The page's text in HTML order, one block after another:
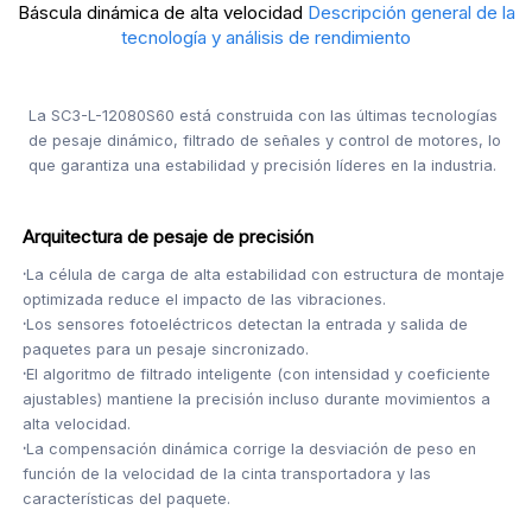
Báscula dinámica de alta velocidad Descripción general de la
tecnología y análisis de rendimiento
La SC3-L-12080S60 está construida con las últimas tecnologías
de pesaje dinámico, filtrado de señales y control de motores, lo
que garantiza una estabilidad y precisión líderes en la industria.
Arquitectura de pesaje de precisión
·La célula de carga de alta estabilidad con estructura de montaje
optimizada reduce el impacto de las vibraciones.
·Los sensores fotoeléctricos detectan la entrada y salida de
paquetes para un pesaje sincronizado.
·El algoritmo de filtrado inteligente (con intensidad y coeficiente
ajustables) mantiene la precisión incluso durante movimientos a
alta velocidad.
·La compensación dinámica corrige la desviación de peso en
función de la velocidad de la cinta transportadora y las
características del paquete.